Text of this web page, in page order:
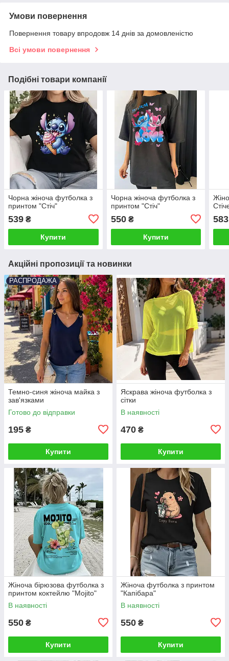
Умови повернення
Повернення товару впродовж 14 днів за домовленістю
Всі умови повернення
Подібні товари компанії
Чорна жіноча футболка з
принтом "Стіч"
539 ₴
Купити
Чорна жіноча футболка з
принтом "Стіч"
550₴
Купити
583
Акційні пропозиції та новинки
РАСПРОДАЖА
Темно-синя жіноча майка з
зав'язками
Готово до відправки
195 ₴
Купити
Яскрава жіноча футболка з
сітки
В наявності
470 ₴
Купити
Жіноча бірюзова футболка з
принтом коктейлю "Mojito"
В наявності
550 ₴
Купити
Жіноча футболка з принтом
"Капібара"
В наявності
550 ₴
Купити